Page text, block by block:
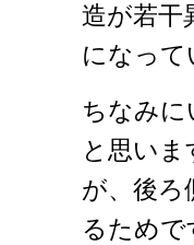
造が若干
になっ
ちなみ
と思い
が、後ろ
るためで